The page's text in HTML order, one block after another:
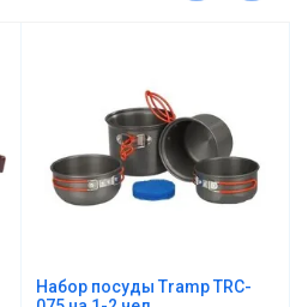
Набор посуды Tramp TRC-